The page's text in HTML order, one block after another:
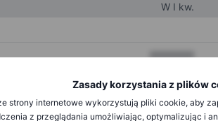
Zasady korzystania z plików
strony internetowe wykorzystują pliki cookie, aby
z przeglądania umożliwiając, optymalizując i
W I kw.
XXXXXXX
XXXXXXX
XXXXXXX